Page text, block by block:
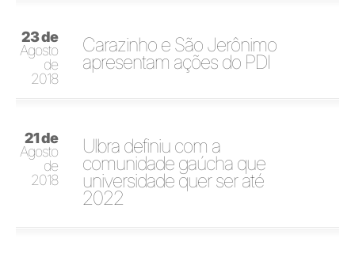
23 de
Agosto
de
2018
Carazinho e São Jerônimo
apresentam ações do PDI
21 de
Agosto
de
2018
Ulbra definiu com a
comunidade gaúcha que
universidade quer ser até
2022